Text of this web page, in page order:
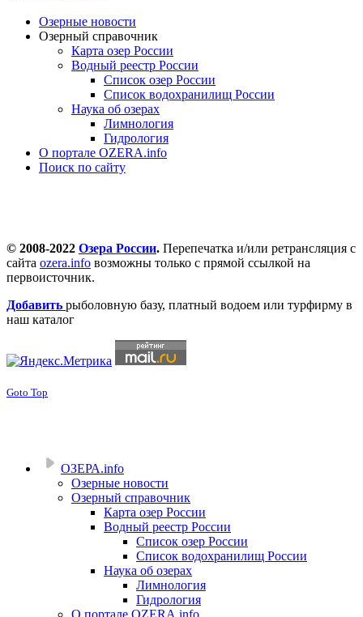
Озерные новости
Озерный справочник
Карта озер России
Водный реестр России
Список озер России
Список водохранилищ России
Наука об озерах
Лимнология
Гидрология
О портале OZERA.info
Поиск по сайту
© 2008-2022 Озера России. Перепечатка и/или ретрансляция с
сайта ozera.info возможны только с прямой ссылкой на
первоисточник.
Добавить рыболовную базу, платный водоем или турфирму в
наш каталог
Goto Top
ОЗЕРА.info
Озерные новости
Озерный справочник
Карта озер России
Водный реестр России
Список озер России
Список водохранилищ России
Наука об озерах
Лимнология
Гидрология